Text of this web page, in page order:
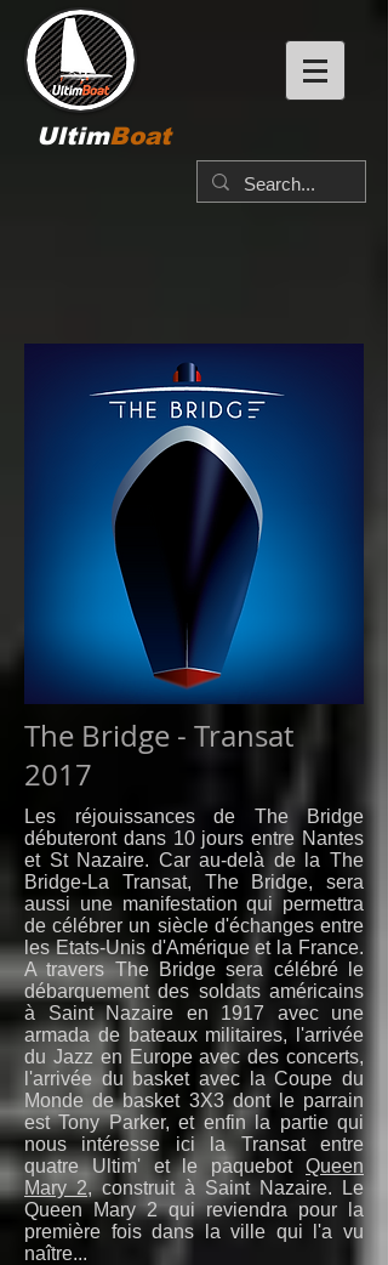
UltimBoat
The Bridge - Transat
2017
Les réjouissances de The Bridge
débuteront dans 10 jours entre Nantes
et St Nazaire. Car au-delà de la The
Bridge-La Transat, The Bridge, sera
aussi une manifestation qui permettra
de célébrer un siècle d'échanges entre
les Etats-Unis d'Amérique et la France.
A travers The Bridge sera célébré le
débarquement des soldats américains
à Saint Nazaire en 1917 avec une
armada de bateaux militaires, l'arrivée
du Jazz en Europe avec des concerts,
l'arrivée du basket avec la Coupe du
Monde de basket 3X3 dont le parrain
est Tony Parker, et enfin la partie qui
nous intéresse ici la Transat entre
quatre Ultim' et le paquebot Queen
Mary 2, construit à Saint Nazaire. Le
Queen Mary 2 qui reviendra pour la
première fois dans la ville qui l'a vu
naître...